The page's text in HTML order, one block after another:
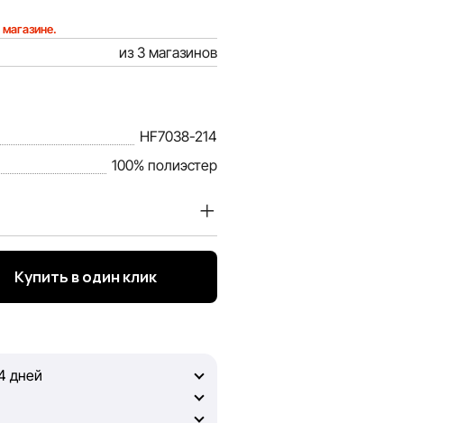
из 3 магазинов
HF7038-214
100% полиэстер
наших покупателей.
о товарах и услугах,
объективной и актуальной.
не может гарантировать
сайте, ввиду возможных
Купить в один клик
дней